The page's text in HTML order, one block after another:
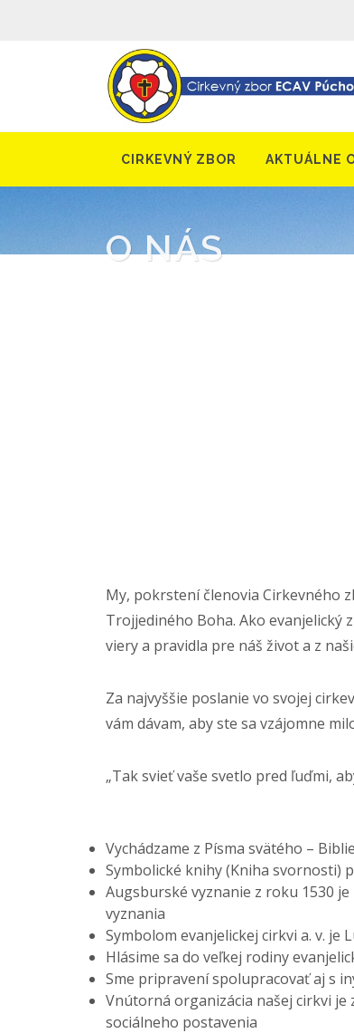
CIRKEVNÝ ZBOR AKTUÁLNE
O NÁS
My, pokrstení členovia Cirkevného
Trojjediného Boha. Ako evanjelický
viery a pravidla pre náš život a z
Za najvyššie poslanie vo svojej
vám dávam, aby ste sa vzájomne
„Tak svieť vaše svetlo pred ľuďmi,
Vychádzame z Písma svätého –
Symbolické knihy (Kniha svornosti)
Augsburské vyznanie z roku 1530
vyznania
Symbolom evanjelickej cirkvi a. v. je
Hlásime sa do veľkej rodiny
Sme pripravení spolupracovať aj s
Vnútorná organizácia našej cirkvi je
sociálneho postavenia